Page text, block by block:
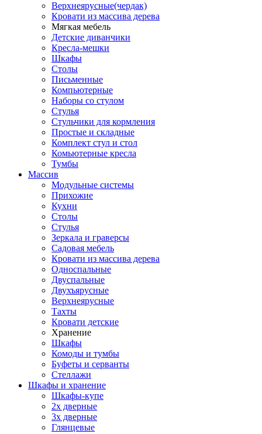
Верхнеярусные(чердак)
Кровати из массива дерева
Мягкая мебель
Детские диванчики
Кресла-мешки
Шкафы
Столы
Письменные
Компьютерные
Наборы со стулом
Стулья
Стульчики для кормления
Простые и складные
Комплект стул и стол
Комьютерные кресла
Тумбы
Массив
Модульные системы
Прихожие
Кухни
Столы
Стулья
Зеркала и граверсы
Садовая мебель
Кровати из массива дерева
Односпальные
Двуспальные
Двухъярусные
Верхнеярусные
Тахты
Кровати детские
Хранение
Шкафы
Комоды и тумбы
Буфеты и серванты
Стеллажи
Шкафы и хранение
Шкафы-купе
2х дверные
3х дверные
Глянцевые